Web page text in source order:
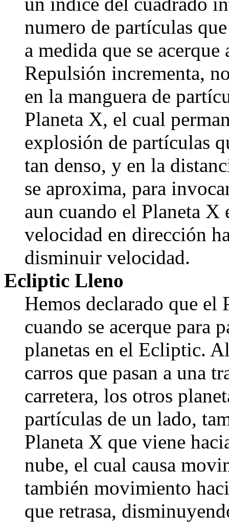
numero de partículas
a medida que se
Repulsión incrementa,
en la manguera de
Planeta X, el cual
explosión de partículas
tan denso, y en la
se aproxima, para
aun cuando el Planeta X
velocidad en dirección
disminuir velocidad.
Ecliptic Lleno
Hemos declarado que
cuando se acerque para
planetas en el Ecliptic.
carros que pasan a una
carretera, los otros
partículas de un lado,
Planeta X que viene
nube, el cual causa
también movimiento
que retrasa,